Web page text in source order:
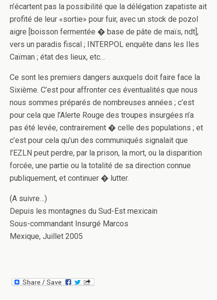
n’écartent pas la possibilité que la délégation zapatiste ait
profité de leur «sortie» pour fuir, avec un stock de pozol
aigre [boisson fermentée � base de pâte de maïs, ndt],
vers un paradis fiscal ; INTERPOL enquête dans les Iles
Caïman ; état des lieux, etc…
Ce sont les premiers dangers auxquels doit faire face la
Sixième. C’est pour affronter ces éventualités que nous
nous sommes préparés de nombreuses années ; c’est
pour cela que l’Alerte Rouge des troupes insurgées n’a
pas été levée, contrairement � celle des populations ; et
c’est pour cela qu’un des communiqués signalait que
l’EZLN peut perdre, par la prison, la mort, ou la disparition
forcée, une partie ou la totalité de sa direction connue
publiquement, et continuer � lutter.
(A suivre…)
Depuis les montagnes du Sud-Est mexicain
Sous-commandant Insurgé Marcos
Mexique, Juillet 2005